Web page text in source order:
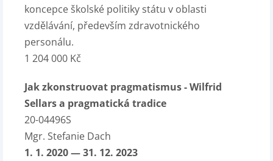
koncepce školské politiky státu v oblasti
vzdělávání, především zdravotnického
personálu.
1 204 000 Kč
Jak zkonstruovat pragmatismus - Wilfrid
Sellars a pragmatická tradice
20-04496S
Mgr. Stefanie Dach
1. 1. 2020 — 31. 12. 2023